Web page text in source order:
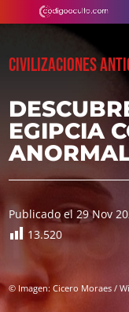
CIVILIZACIONES
EGIPCIA
Publicado el 29 Nov
13.520
© Imagen: Cicero Moraes /